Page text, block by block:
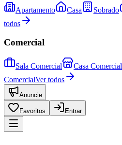
Apartamento Casa Sobrado
todos
Comercial
Sala Comercial Casa Comercial
ComercialVer todos
Anuncie
Favoritos Entrar